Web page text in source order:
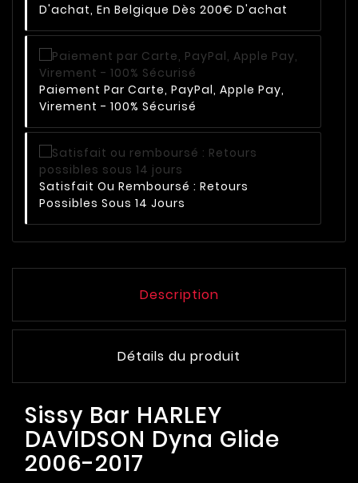
D'achat, En Belgique Dès 200€ D'achat
Paiement Par Carte, PayPal, Apple Pay,
Virement - 100% Sécurisé
Satisfait Ou Remboursé : Retours
Possibles Sous 14 Jours
Description
Détails du produit
Sissy Bar HARLEY
DAVIDSON Dyna Glide
2006-2017